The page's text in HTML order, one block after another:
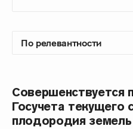
Совершенствуется
Госучета текущего
плодородия земель